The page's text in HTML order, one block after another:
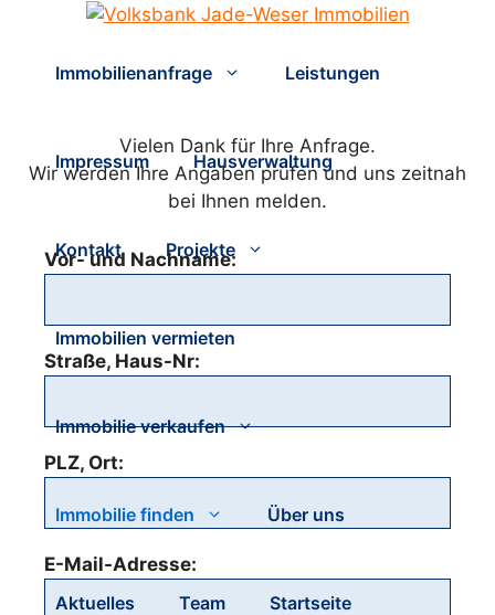
springenImmobilienanfrage Leistungen
Impressum Hausverwaltung
Kontakt Projekte
Immobilien vermieten
Immobilie verkaufen
Immobilie finden Über uns
Aktuelles Team Startseite
Vielen Dank für Ihre Anfrage.
Wir werden Ihre Angaben prüfen und uns zeitnah
bei Ihnen melden.
Vor- und Nachname:
Straße, Haus-Nr:
PLZ, Ort:
E-Mail-Adresse: